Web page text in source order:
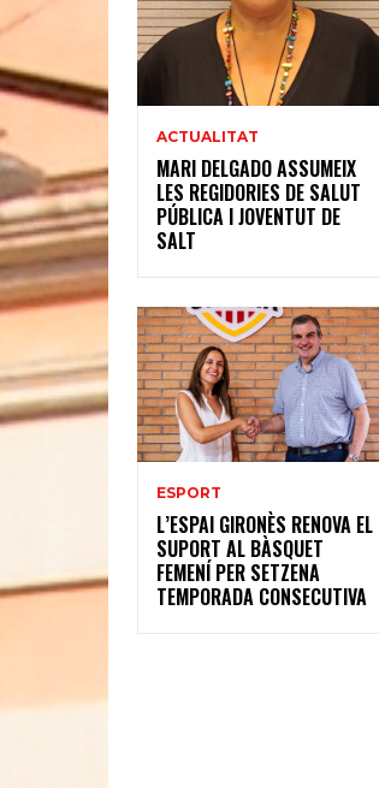
ACTUALITAT
MARI DELGADO ASSUMEIX
LES REGIDORIES DE SALUT
PÚBLICA I JOVENTUT DE
SALT
ESPORT
L’ESPAI GIRONÈS RENOVA EL
SUPORT AL BÀSQUET
FEMENÍ PER SETZENA
TEMPORADA CONSECUTIVA